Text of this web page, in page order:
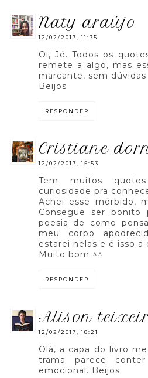
naty araújo
12/02/2017, 11:35
Oi, Jé. Todos os
remete a algo, mas
marcante, sem dúvidas.
Beijos
RESPONDER
cristiane
12/02/2017, 15:53
Tem muitos
curiosidade pra
Achei esse mórbido,
Consegue ser bonito
poesia de como
meu corpo
estarei nelas e é isso a
Muito bom ^^
RESPONDER
alison
12/02/2017, 18:21
Olá, a capa do livro
trama parece
emocional. Beijos.